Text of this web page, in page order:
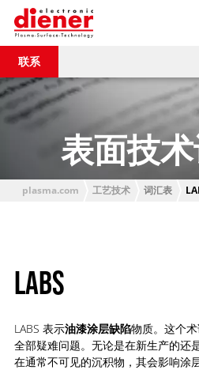
联系
表面技
plasma.com 工艺技术 词汇表
LABS
LABS 表示油漆涂层缺陷物质。这个
全部疑难问题。无论是在新生产的还
在通常不可见的沉积物，其会影响涂